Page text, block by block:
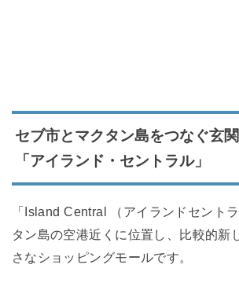
セブ市とマクタン島をつなぐ玄
「アイランド・セントラル」
「Island Central （アイランドセント
タン島の空港近くに位置し、比較的新
さなショッピングモールです。